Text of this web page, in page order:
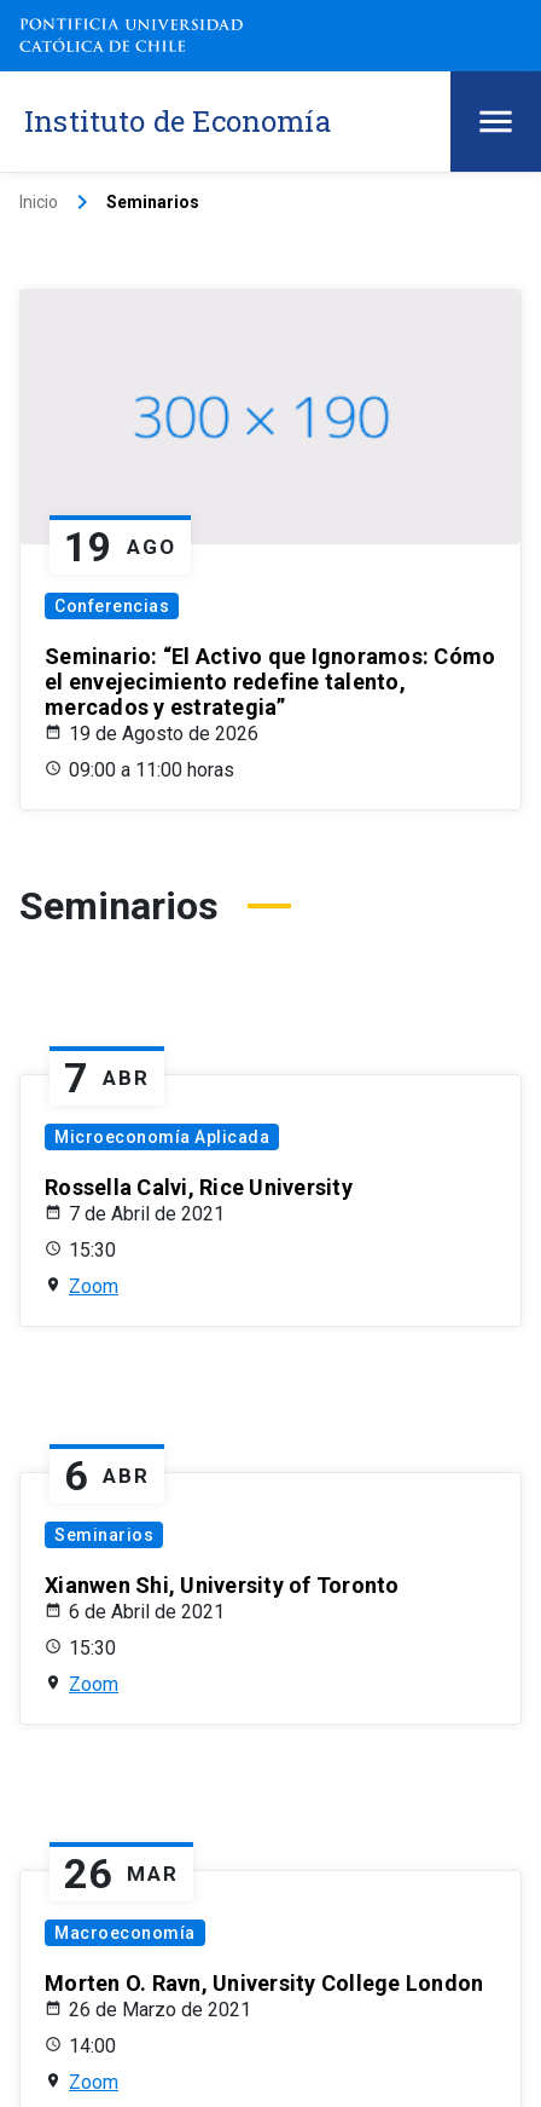
Instituto de Economía
Inicio keyboard_arrow_right Seminarios
19 AGO
Conferencias
Seminario: “El Activo que Ignoramos: Cómo
el envejecimiento redefine talento,
mercados y estrategia”
19 de Agosto de 2026
09:00 a 11:00 horas
Seminarios
7 ABR
Microeconomía Aplicada
Rossella Calvi, Rice University
7 de Abril de 2021
15:30
Zoom
6 ABR
Seminarios
Xianwen Shi, University of Toronto
6 de Abril de 2021
15:30
Zoom
26 MAR
Macroeconomía
Morten O. Ravn, University College London
26 de Marzo de 2021
14:00
Zoom